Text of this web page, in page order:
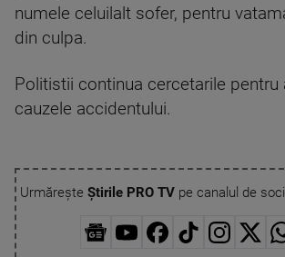
numele celuilalt sofer, pentru
din culpa.
Politistii continua cercetarile
cauzele accidentului.
Urmărește Știrile PRO TVpe canalul de